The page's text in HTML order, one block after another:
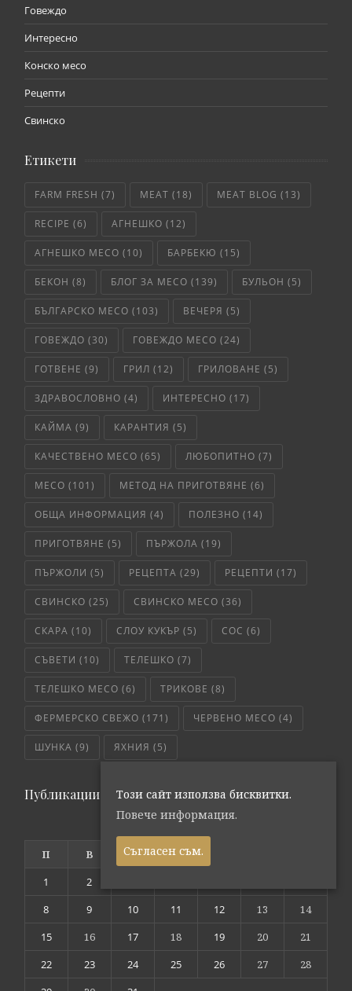
Говеждо
Интересно
Конско месо
Рецепти
Свинско
Етикети
FARM FRESH (7) MEAT (18) MEAT BLOG (13)
RECIPE (6) АГНЕШКО (12)
АГНЕШКО МЕСО (10) БАРБЕКЮ (15)
БЕКОН (8) БЛОГ ЗА МЕСО (139) БУЛЬОН (5)
БЪЛГАРСКО МЕСО (103) ВЕЧЕРЯ (5)
ГОВЕЖДО (30) ГОВЕЖДО МЕСО (24)
ГОТВЕНЕ (9) ГРИЛ (12) ГРИЛОВАНЕ (5)
ЗДРАВОСЛОВНО (4) ИНТЕРЕСНО (17)
КАЙМА (9) КАРАНТИЯ (5)
КАЧЕСТВЕНО МЕСО (65) ЛЮБОПИТНО (7)
МЕСО (101) МЕТОД НА ПРИГОТВЯНЕ (6)
ОБЩА ИНФОРМАЦИЯ (4) ПОЛЕЗНО (14)
ПРИГОТВЯНЕ (5) ПЪРЖОЛА (19)
ПЪРЖОЛИ (5) РЕЦЕПТА (29) РЕЦЕПТИ (17)
СВИНСКО (25) СВИНСКО МЕСО (36)
СКАРА (10) СЛОУ КУКЪР (5) СОС (6)
СЪВЕТИ (10) ТЕЛЕШКО (7)
ТЕЛЕШКО МЕСО (6) ТРИКОВЕ (8)
ФЕРМЕРСКО СВЕЖО (171) ЧЕРВЕНО МЕСО (4)
ШУНКА (9) ЯХНИЯ (5)
Публикации по дата
октомври 2018
П В С Ч
1
2
8
9 10 11 12 13
14
15
16 17 18 19 20
21
22
23 24 25 26 27
28
Този сайт използва бисквитки.
Повече информация.
Съгласен съм.